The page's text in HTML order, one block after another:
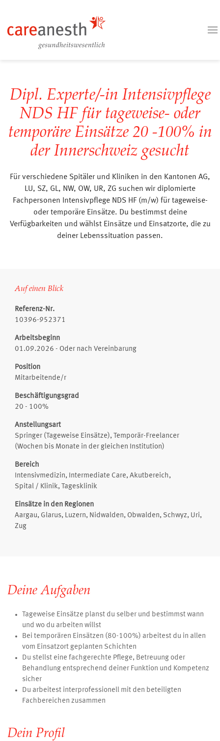
Dipl. Experte/-in Intensivpflege
NDS HF für tageweise- oder
temporäre Einsätze 20 -100% in
der Innerschweiz gesucht
Für verschiedene Spitäler und Kliniken in den Kantonen AG,
LU, SZ, GL, NW, OW, UR, ZG suchen wir diplomierte
Fachpersonen Intensivpflege NDS HF (m/w) für tageweise-
oder temporäre Einsätze. Du bestimmst deine
Verfügbarkeiten und wählst Einsätze und Einsatzorte, die zu
deiner Lebenssituation passen.
Auf einen Blick
Referenz-Nr.
10396-952371
Arbeitsbeginn
01.09.2026 - Oder nach Vereinbarung
Position
Mitarbeitende/r
Beschäftigungsgrad
20 - 100%
Anstellungsart
Springer (Tageweise Einsätze), Temporär-Freelancer
(Wochen bis Monate in der gleichen Institution)
Bereich
Intensivmedizin, Intermediate Care, Akutbereich,
Spital / Klinik, Tagesklinik
Einsätze in den Regionen
Aargau, Glarus, Luzern, Nidwalden, Obwalden, Schwyz, Uri,
Zug
Deine Aufgaben
Tageweise Einsätze planst du selber und bestimmst wann
und wo du arbeiten willst
Bei temporären Einsätzen (80-100%) arbeitest du in allen
vom Einsatzort geplanten Schichten
Du stellst eine fachgerechte Pflege, Betreuung oder
Behandlung entsprechend deiner Funktion und Kompetenz
sicher
Du arbeitest interprofessionell mit den beteiligten
Fachbereichen zusammen
Dein Profil